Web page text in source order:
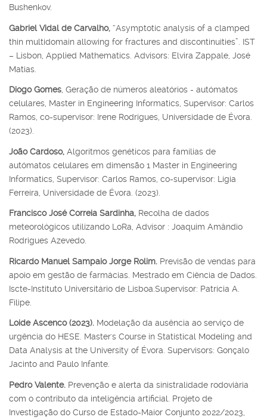
Bushenkov.
Gabriel Vidal de Carvalho, “Asymptotic analysis of a clamped
thin multidomain allowing for fractures and discontinuities”. IST
– Lisbon, Applied Mathematics. Advisors: Elvira Zappale, José
Matias.
Diogo Gomes , Geração de números aleatórios - autómatos
celulares, Master in Engineering Informatics, Supervisor: Carlos
Ramos, co-supervisor: Irene Rodrigues, Universidade de Évora.
(2023).
João Cardoso, Algoritmos genéticos para famílias de
autómatos celulares em dimensão 1 Master in Engineering
Informatics, Supervisor: Carlos Ramos, co-supervisor: Lígia
Ferreira, Universidade de Évora. (2023).
Francisco José Correia Sardinha, Recolha de dados
meteorológicos utilizando LoRa, Advisor : Joaquim Amândio
Rodrigues Azevedo.
Ricardo Manuel Sampaio Jorge Rolim. Previsão de vendas para
apoio em gestão de farmácias. Mestrado em Ciência de Dados.
Iscte-Instituto Universitário de Lisboa.Supervisor: Patrícia A.
Filipe.
Loide Ascenco (2023). Modelação da ausência ao serviço de
urgência do HESE. Master's Course in Statistical Modeling and
Data Analysis at the University of Évora. Supervisors: Gonçalo
Jacinto and Paulo Infante.
Pedro Valente. Prevenção e alerta da sinistralidade rodoviária
com o contributo da inteligência artificial. Projeto de
Investigação do Curso de Estado-Maior Conjunto 2022/2023,